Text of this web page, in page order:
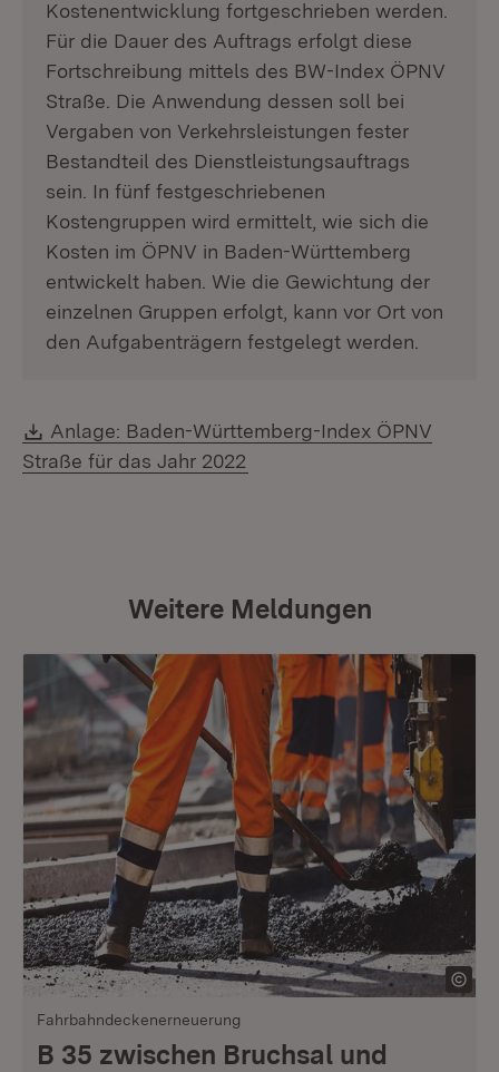
Kostenentwicklung fortgeschrieben werden.
Für die Dauer des Auftrags erfolgt diese
Fortschreibung mittels des BW-Index ÖPNV
Straße. Die Anwendung dessen soll bei
Vergaben von Verkehrsleistungen fester
Bestandteil des Dienstleistungsauftrags
sein. In fünf festgeschriebenen
Kostengruppen wird ermittelt, wie sich die
Kosten im ÖPNV in Baden-Württemberg
entwickelt haben. Wie die Gewichtung der
einzelnen Gruppen erfolgt, kann vor Ort von
den Aufgabenträgern festgelegt werden.
Download:
Anlage: Baden-Württemberg-Index ÖPNV
Straße für das Jahr 2022
Weitere Meldungen
Fahrbahndeckenerneuerung
B 35 zwischen Bruchsal und